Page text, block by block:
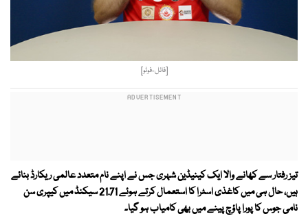
[فائل-فوٹو]
تیز رفتار سے کھانے والا ایک کینیڈین شہری جس نے اپنے نام متعدد عالمی ریکارڈ بنائے
ہیں، حال ہی میں کاغذی اسٹرا کا استعمال کرتے ہوئے 21.71 سیکنڈ میں کیپری سن
نامی جوس کا پورا پاؤچ پینے میں بھی کامیاب ہو گیا۔